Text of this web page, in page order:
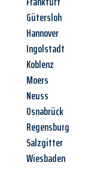
Gütersloh
Hannover
Ingolstadt
Koblenz
Moers
Neuss
Osnabrück
Regensburg
Salzgitter
Wiesbaden